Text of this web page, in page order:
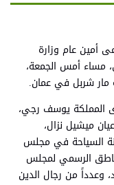
أمين عام وزارة
مساء أمس الجمعة،
مار شربل في عمان.
المملكة يوسف رجي،
ميشيل نزال،
السياحة في مجلس
الرسمي لمجلس
وعدداً من رجال الدين